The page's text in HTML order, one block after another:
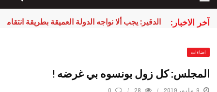
آخر الاخبار: الدقير: يجب ألا نواجه الدولة العميقة بطريقة
اضاءات
المجلس: كل زول بونسوه بي غرضه !
9 مايو، 2019 28
0